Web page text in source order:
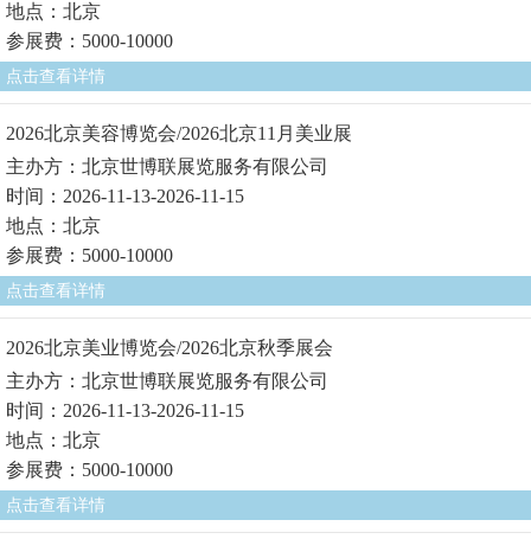
地点：北京
参展费：5000-10000
点击查看详情
2026北京美容博览会/2026北京11月美业展
主办方：北京世博联展览服务有限公司
时间：2026-11-13-2026-11-15
地点：北京
参展费：5000-10000
点击查看详情
2026北京美业博览会/2026北京秋季展会
主办方：北京世博联展览服务有限公司
时间：2026-11-13-2026-11-15
地点：北京
参展费：5000-10000
点击查看详情